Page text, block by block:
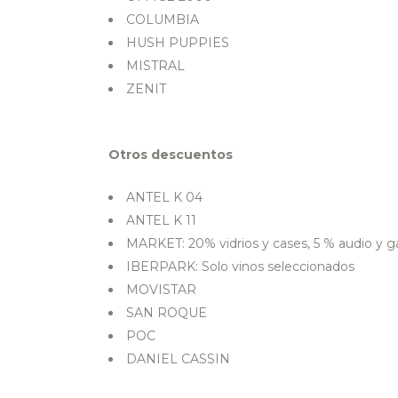
COLUMBIA
HUSH PUPPIES
MISTRAL
ZENIT
Otros descuentos
ANTEL K 04
ANTEL K 11
MARKET: 20% vidrios y cases, 5 % audio y
IBERPARK: Solo vinos seleccionados
MOVISTAR
SAN ROQUE
POC
DANIEL CASSIN